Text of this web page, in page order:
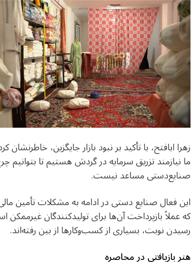
زهرا ابافتح، با تأکید بر نبود بازار جایگزین،
ما نیازمند تزریق سرمایه در گردش هستیم تا
صنایع‌دستی مساعد نیست.
این فعال صنایع‌ دستی در ادامه به مشکلات تأمین
که عملاً بازپرداخت آن‌ها برای تولیدکنندگان
رسیدن نوبت، بسیاری از کسب‌وکارها از بین رفته‌اند.
هنر بازیافتی در محاصره